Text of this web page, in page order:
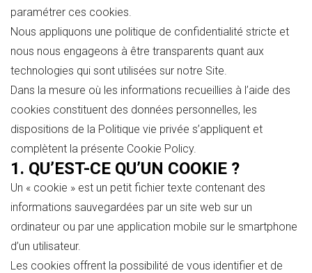
paramétrer ces cookies.
Nous appliquons une politique de confidentialité stricte et
nous nous engageons à être transparents quant aux
technologies qui sont utilisées sur notre Site.
Dans la mesure où les informations recueillies à l’aide des
cookies constituent des données personnelles, les
dispositions de la Politique vie privée s’appliquent et
complètent la présente Cookie Policy.
1. QU’EST-CE QU’UN COOKIE ?
Un « cookie » est un petit fichier texte contenant des
informations sauvegardées par un site web sur un
ordinateur ou par une application mobile sur le smartphone
d’un utilisateur.
Les cookies offrent la possibilité de vous identifier et de